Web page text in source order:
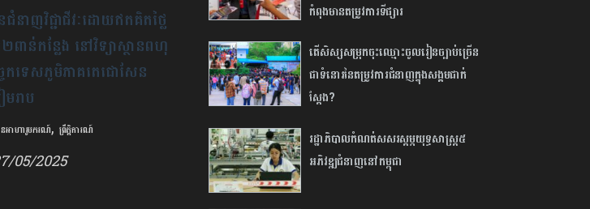
ន៍​ (​NIEI​) ​កំពុង​ប្រកាស​ជ្រើសរើស​
​-​និស្សិត​ ​និង​ប្រជាពលរដ្ឋ​ឱ្យ​ចូល​
គ្គ​បណ្តុះបណ្តាល​ជំនាញ​វិជ្ជាជីវៈ​
ចេកទេស ​(​C​1​ ​-​1.5​M​)
ជំនាញវិជ្ជាជីវៈដោយឥតគិតថ្លៃ
ពាន់កន្លែង នៅវិទ្យាស្ថានពហុ
េកទេសភូមិភាគតេជោសែន
រាប
អាហារូបករណ៍, ព្រឹត្តិការណ៍
05/2025
កំពុងមានតម្រូវការទីផ្សារ
តើសិស្សសម្រុកចុះឈ្មោះចូលរៀនច្បាប់ច្រើន
ជាទំនោរនៃតម្រូវការជំនាញក្នុងសង្គមជាក់
ស្តែង?
រដ្ឋាភិបាលកំណត់សសរស្ដម្ភយុទ្ធសាស្ត្រ៥
អភិវឌ្ឍជំនាញនៅកម្ពុជា